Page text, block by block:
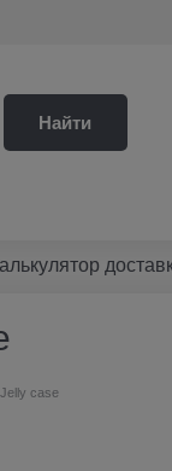
Найти
case